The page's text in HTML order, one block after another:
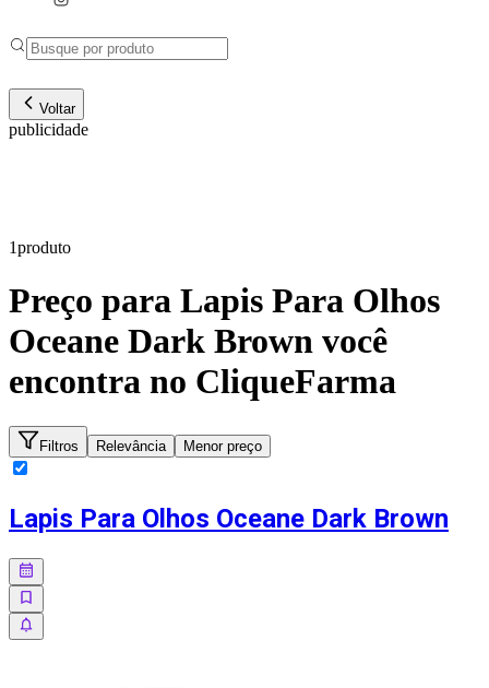
Voltar
publicidade
1produto
Preço para Lapis Para Olhos
Oceane Dark Brown você
encontra no CliqueFarma
Filtros Relevância Menor preço
Lapis Para Olhos Oceane Dark Brown